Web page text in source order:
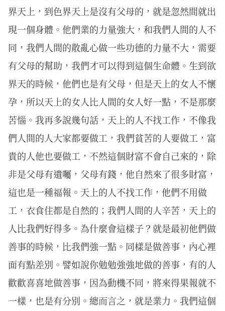
界天上，到色界天上是沒有父母的，就是忽然間就出
現一個身體。他們業的力量強大，和我們人間的人不
同，我們人間的散亂心做一些功德的力量不大，需要
有父母的幫助，我們才可以得到這個生命體。生到欲
界天的時候，他們也是有父母，但是天上的女人不懷
孕，所以天上的女人比人間的女人好一點，不是那麼
苦惱。我再多說幾句話，天上的人不找工作，不像我
們人間的人大家都要做工，我們貧苦的人要做工，富
貴的人他也要做工，不然這個財富不會自己來的，除
非是父母有遺囑，父母有錢，他自然來了很多財富，
這也是一種福報。天上的人不找工作，他們不用做
工，衣食住都是自然的；我們人間的人辛苦，天上的
人比我們好得多。為什麼會這樣子？就是最初他們做
善事的時候，比我們強一點。同樣是做善事，內心裡
面有點差別。譬如說你勉勉強強地做的善事，有的人
歡歡喜喜地做善事，因為動機不同，將來得果報就不
一樣，也是有分別。總而言之，就是業力。我們這個